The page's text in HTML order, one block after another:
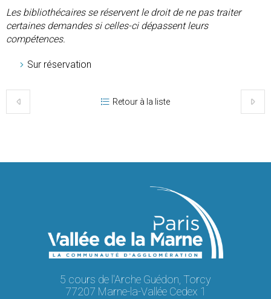
Les bibliothécaires se réservent le droit de ne pas traiter
certaines demandes si celles-ci dépassent leurs
compétences.
Sur réservation
Retour à la liste
5 cours de l'Arche Guédon, Torcy
77207 Marne-la-Vallée Cedex 1